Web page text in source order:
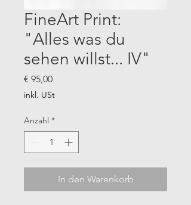
FineArt Print:
"Alles was du
sehen willst... IV"
€ 95,00Preis
inkl. USt
Anzahl *
In den Warenkorb